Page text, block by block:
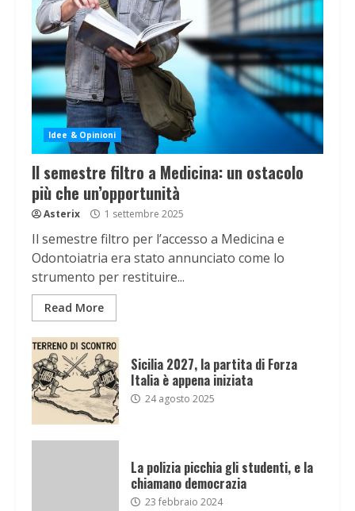
Idee & Opinioni
Il semestre filtro a Medicina: un ostacolo
più che un’opportunità
Asterix 1 settembre 2025
Il semestre filtro per l’accesso a Medicina e
Odontoiatria era stato annunciato come lo
strumento per restituire...
Read More
Sicilia 2027, la partita di Forza
Italia è appena iniziata
24 agosto 2025
La polizia picchia gli studenti, e la
chiamano democrazia
23 febbraio 2024